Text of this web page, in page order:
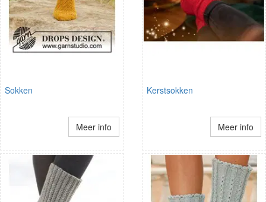
Sokken
Meer info
Kerstsokken
Meer info